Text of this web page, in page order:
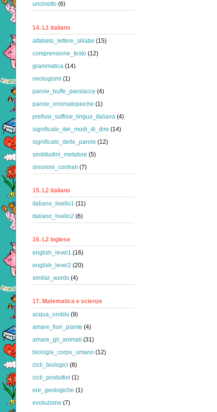
uncinetto (6)
14. L1 italiano
alfabeto_lettere_sillabe (15)
comprensione_testo (12)
grammatica (14)
neologismi (1)
parole_buffe_parolacce (4)
parole_onomatopeiche (1)
prefissi_suffissi_lingua_italiana (4)
significato_dei_modi_di_dire (14)
significato_delle_parole (12)
similitudini_metafore (5)
sinonimi_contrari (7)
15. L2 italiano
italiano_livello1 (11)
italiano_livello2 (6)
16. L2 inglese
english_level1 (16)
english_level2 (20)
similar_words (4)
17. Matematica e scienze
acqua_oroblu (9)
amare_fiori_piante (4)
amare_gli_animali (31)
biologia_corpo_umano (12)
cicli_biologici (8)
cicli_produttivi (1)
ere_geologiche (1)
evoluzione (7)